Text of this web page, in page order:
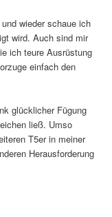
wieder schaue ich
wird. Auch sind mir
ich teure Ausrüstung
einfach den
glücklicher Fügung
ließ. Umso
T5er in meiner
Herausforderung